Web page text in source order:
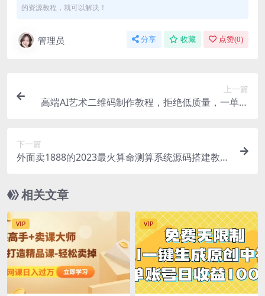
的资源教程，就可以解决！
管理员 分享 收藏 点赞(0)
上一篇
高端AI艺术二维码制作教程，拒绝低质量，一单收
下一篇
外面卖1888的2023最火算命测算系统源码搭建教程
相关文章
VIP VIP